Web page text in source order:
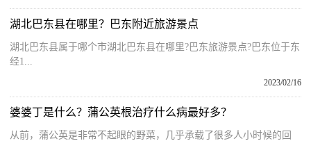
湖北巴东县在哪里？巴东附近旅游景点
湖北巴东县属于哪个市湖北巴东县在哪里?巴东旅游景点?巴东位于东
经1...
2023/02/16
婆婆丁是什么？蒲公英根治疗什么病最好多？
从前，蒲公英是非常不起眼的野菜，几乎承载了很多人小时候的回